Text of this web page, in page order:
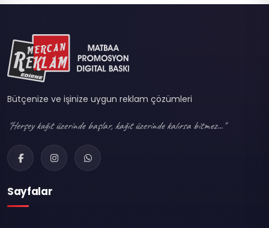
Bütçenize ve işinize uygun reklam çözümleri
"Herşey kağıt üzerinde başlar, kağıt üzerinde kalırsa bitmez..."
Sayfalar